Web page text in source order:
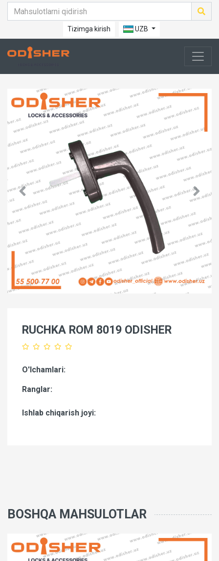
Tizimga kirish UZB
RUCHKA ROM 8019 ODISHER
O'lchamlari:
Ranglar:
Ishlab chiqarish joyi:
BOSHQA MAHSULOTLAR